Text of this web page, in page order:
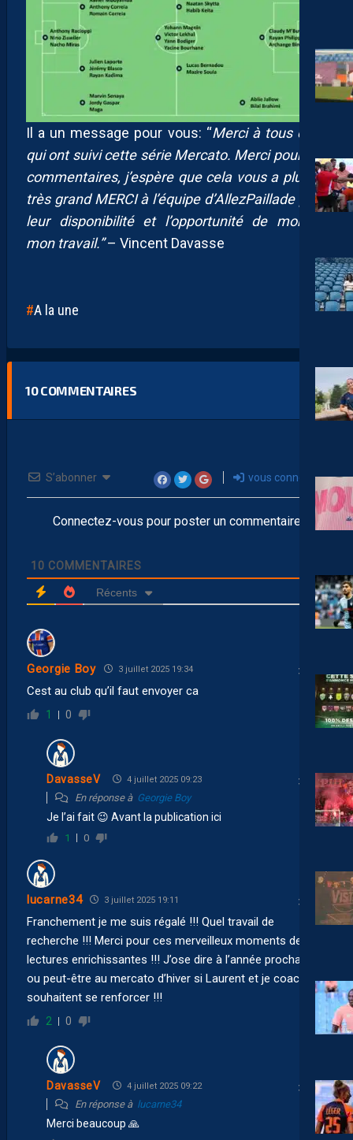
Il a un message pour vous: “Merci à tous ceux
qui ont suivi cette série Mercato. Merci pour vos
commentaires, j’espère que cela vous a plu. Un
très grand MERCI à l’équipe d’AllezPaillade pour
leur disponibilité et l’opportunité de montrer
mon travail.”– Vincent Davasse
A la une
10COMMENTAIRES
S’abonner vous connecter
Connectez-vous pour poster un commentaire
10 COMMENTAIRES
Récents
Georgie Boy 3 juillet 2025 19:34
Cest au club qu’il faut envoyer ca
1 0
DavasseV 4 juillet 2025 09:23
En réponse à Georgie Boy
Je l’ai fait 😉 Avant la publication ici
1 0
lucarne34 3 juillet 2025 19:11
Franchement je me suis régalé !!! Quel travail de
recherche !!! Merci pour ces merveilleux moments de
lectures enrichissantes !!! J’ose dire à l’année prochaine
ou peut-être au mercato d’hiver si Laurent et je coach
souhaitent se renforcer !!!
2 0
DavasseV 4 juillet 2025 09:22
En réponse à lucarne34
Merci beaucoup 🙏